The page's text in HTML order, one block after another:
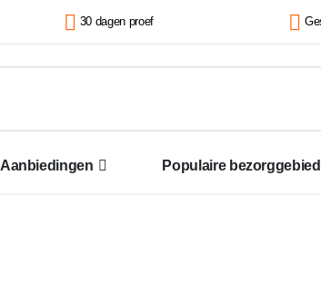
30 dagen proef
Aanbiedingen Populaire